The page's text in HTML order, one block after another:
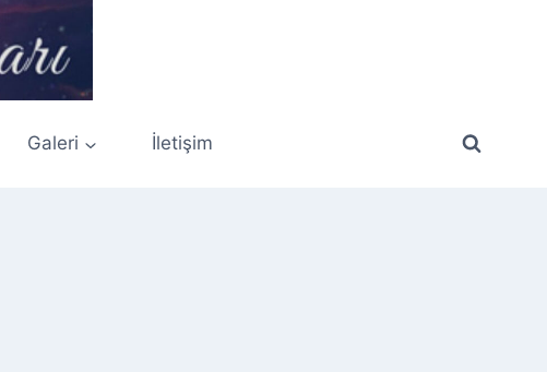
Galeri İletişim